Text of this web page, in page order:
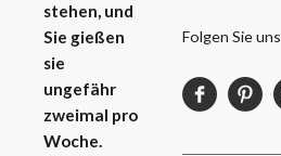
stehen, und
Sie gießen
sie
ungefähr
zweimal pro
Woche.
Folgen Sie uns